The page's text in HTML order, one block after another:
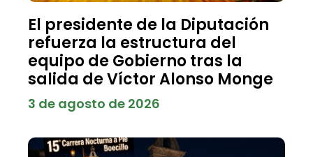
El presidente de la Diputación
refuerza la estructura del
equipo de Gobierno tras la
salida de Víctor Alonso Monge
3 de agosto de 2026